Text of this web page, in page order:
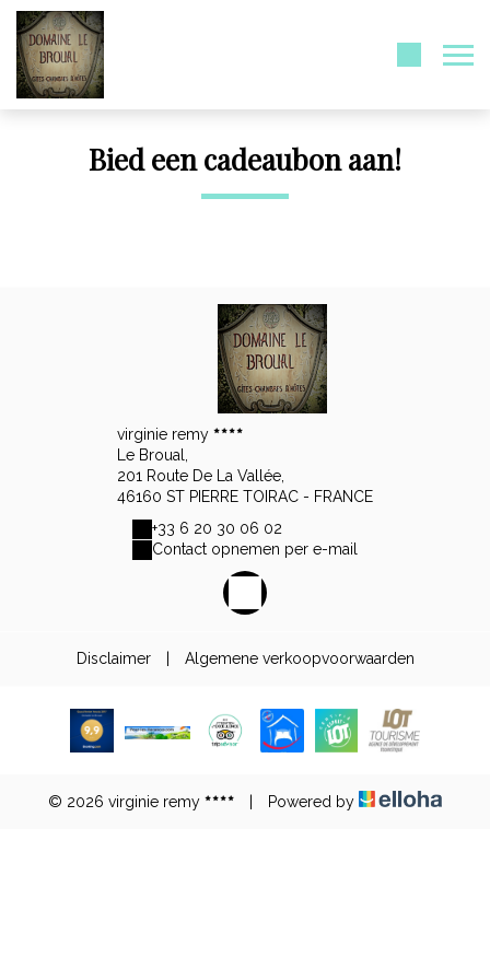
Bied een cadeaubon aan!
virginie remy
Le Broual,
201 Route De La Vallée,
46160 ST PIERRE TOIRAC - FRANCE
+33 6 20 30 06 02
Contact opnemen per e-mail
Disclaimer Algemene verkoopvoorwaarden
© 2026 virginie remy Powered by